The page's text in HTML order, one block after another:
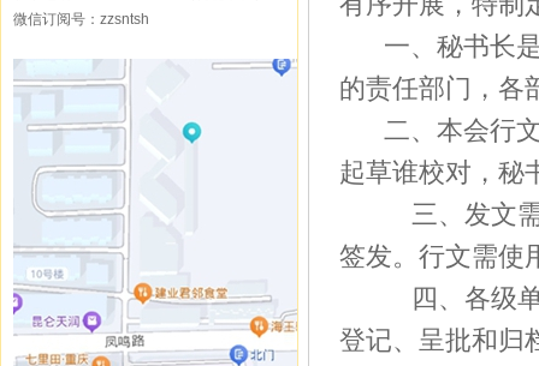
微信订阅号：zzsntsh
一、秘书长
的责任部门，各
二、本会行
起草谁校对，秘
三、发文
签发。行文需使
四、各级
登记、呈批和归